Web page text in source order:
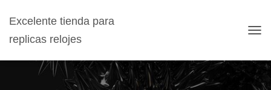
Excelente tienda para
replicas relojes
M
B
I